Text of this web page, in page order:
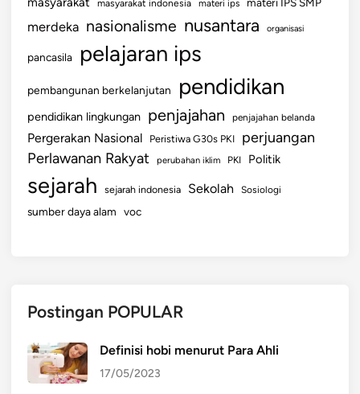
0
2
masyarakat indonesia materi ips
merdeka nasionalisme nusantara organisasi
pancasila pelajaran ips
pembangunan berkelanjutan pendidikan
pendidikan lingkungan penjajahan penjajahan belanda
Pergerakan Nasional Peristiwa G30s PKI perjuangan
Perlawanan Rakyat perubahan iklim PKI Politik
sejarah sejarah indonesia Sekolah Sosiologi
sumber daya alam voc
Postingan POPULAR
Definisi hobi menurut Para Ahli
17/05/2023